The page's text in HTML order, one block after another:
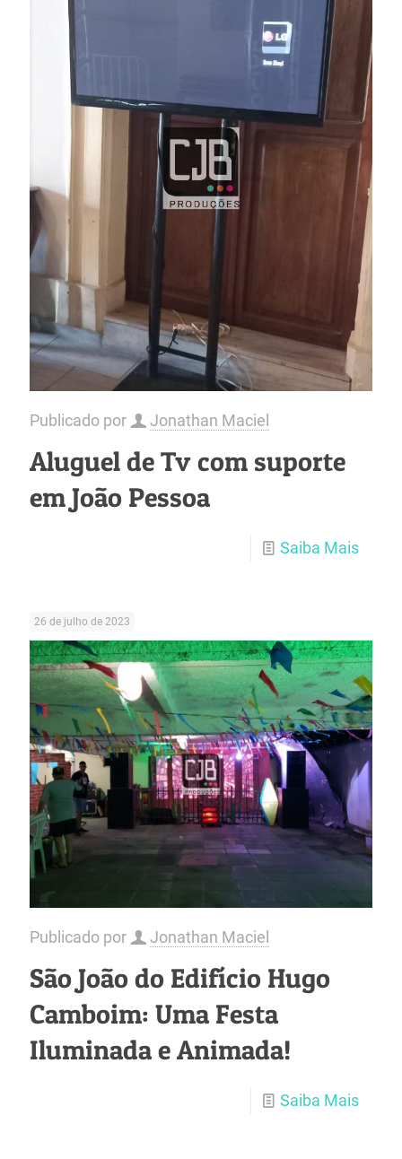
Publicado por Jonathan Maciel
Aluguel de Tv com suporte
em João Pessoa
Saiba Mais
26 de julho de 2023
Publicado por Jonathan Maciel
São João do Edifício Hugo
Camboim: Uma Festa
Iluminada e Animada!
Saiba Mais